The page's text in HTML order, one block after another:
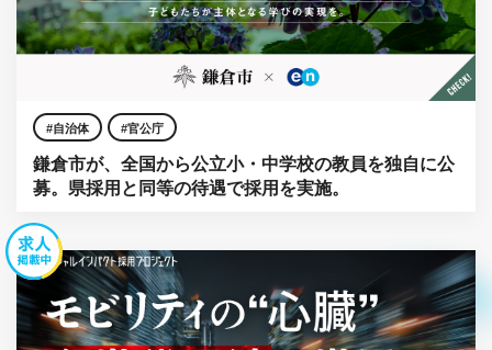
自治体 官公庁
鎌倉市が、全国から公立小・中学校の教員を独自に公
募。県採用と同等の待遇で採用を実施。